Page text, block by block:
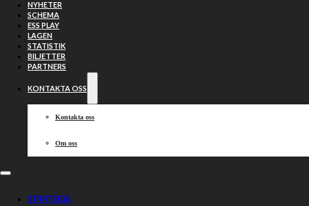
NYHETER
SCHEMA
ESS PLAY
LAGEN
STATISTIK
BILJETTER
PARTNERS
KONTAKTA OSS
Kontakta oss
Om oss
STARTSIDA
Toppmatch i